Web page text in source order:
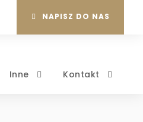
NAPISZ DO NAS
Inne Kontakt